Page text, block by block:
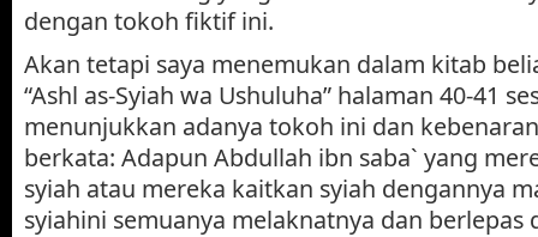
dengan tokoh fiktif ini.
Akan tetapi saya menemukan dalam kitab
“Ashl as-Syiah wa Ushuluha” halaman 40-41
menunjukkan adanya tokoh ini dan
berkata: Adapun Abdullah ibn saba` yang
syiah atau mereka kaitkan syiah dengannya
syiahini semuanya melaknatnya dan berlepas